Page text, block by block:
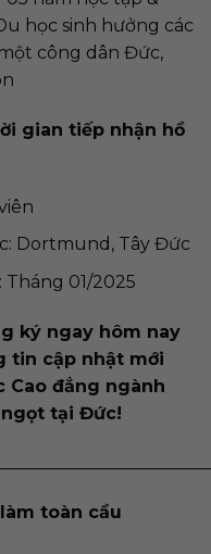
học sinh hưởng các
công dân Đức,
gian tiếp nhận hồ
Dortmund, Tây Đức
01/2025
ký ngay hôm nay
tin cập nhật mới
Cao đẳng ngành
ngọt tại Đức!
làm toàn cầu